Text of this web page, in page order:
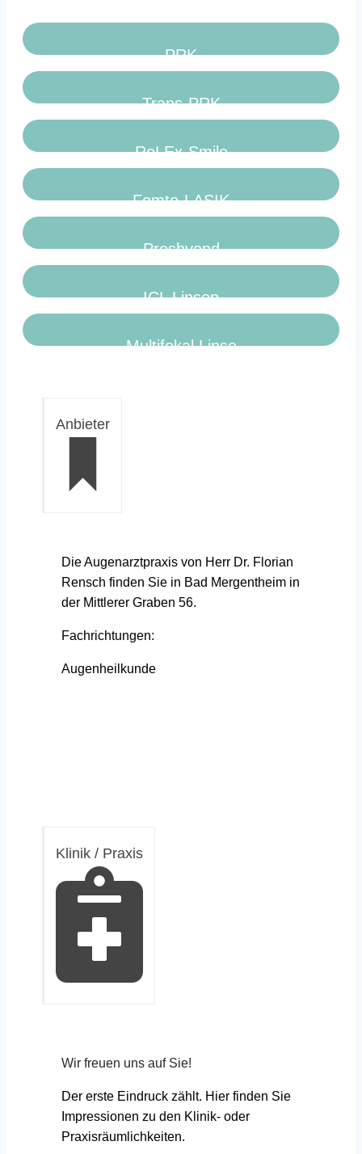
PRK
Trans-PRK
ReLEx-Smile
Femto-LASIK
Presbyond
ICL Linsen
Multifokal Linse
Anbieter
Die Augenarztpraxis von Herr Dr. Florian
Rensch finden Sie in Bad Mergentheim in
der Mittlerer Graben 56.
Fachrichtungen:
Augenheilkunde
Klinik / Praxis
Wir freuen uns auf Sie!
Der erste Eindruck zählt. Hier finden Sie
Impressionen zu den Klinik- oder
Praxisräumlichkeiten.